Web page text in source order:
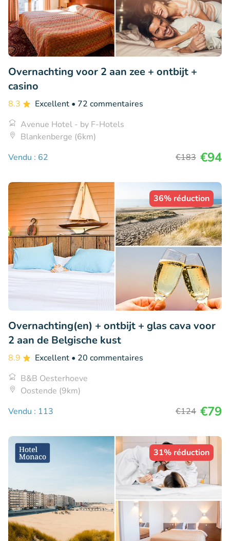
Overnachting voor 2 aan zee + ontbijt +
casino
8.3 Excellent • 72 commentaires
Avenue Hotel - by F-Hotels
Blankenberge (6km)
Vendu : 62
€183 €94
36% réduction
Overnachting(en) + ontbijt + glas cava voor
2 aan de Belgische kust
8.9 Excellent • 20 commentaires
B&B Oesterhoeve
Oostende (9km)
Vendu : 113
€124 €79
31% réduction